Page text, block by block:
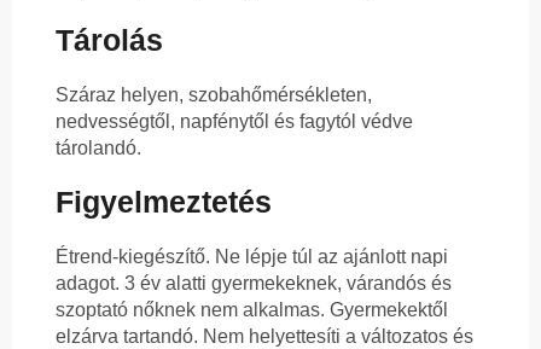
Tárolás
Száraz helyen, szobahőmérsékleten,
nedvességtől, napfénytől és fagytól védve
tárolandó.
Figyelmeztetés
Étrend-kiegészítő. Ne lépje túl az ajánlott napi
adagot. 3 év alatti gyermekeknek, várandós és
szoptató nőknek nem alkalmas. Gyermekektől
elzárva tartandó. Nem helyettesíti a változatos és